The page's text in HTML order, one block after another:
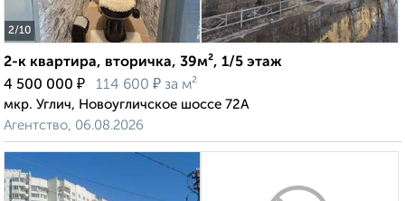
2/10
2-к квартира, вторичка, 39м², 1/5 этаж
4 500 000 ₽ 114 600 ₽ за м²
мкр. Углич, Новоугличское шоссе 72А
Агентство, 06.08.2026